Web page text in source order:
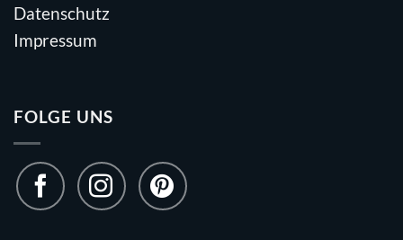
Datenschutz
Impressum
FOLGE UNS